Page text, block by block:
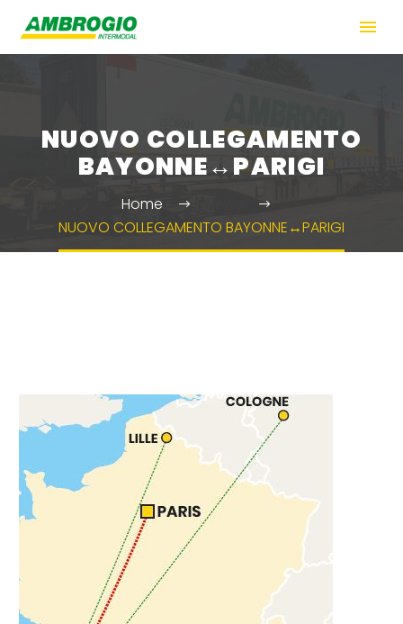
NUOVO COLLEGAMENTO
BAYONNE↔PARIGI
Home
NUOVO COLLEGAMENTO BAYONNE↔PARIGI